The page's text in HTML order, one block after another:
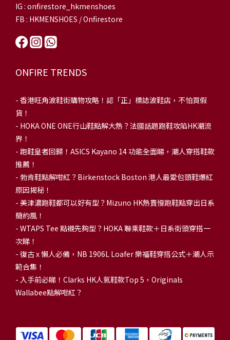
IG : onfirestore_hkmenshoes
FB : HKMENSHOES / Onfirestore
ONFIRE TRENDS
- 香港旺角波鞋街購物攻略！認「正」標誌波鞋店，不怕買假
貨！
- HOKA ONE ONE行山鞋點解大熱？法國話題跑鞋攻陷HK潮流
界！
- 跑鞋皇者回歸！ASICS Kayano 14 功能全面睇，潮人穿搭鞋款
推薦！
- 勃肯鞋點解咁紅？Birkenstock Boston 港人最愛包頭鞋爆紅
原因揭秘！
- 美津濃跑鞋都可以好有型？Mizuno HK熱賣慢跑鞋點穿出日系
簡約風！
- WTAPS Tee 點襯先夠型？HOKA 聯乘鞋款＋日系街頭穿搭一
次睇！
- 復古 x 懶人必備，NB 1906L Loafer 樂福鞋穿搭公式＋潮人示
範合集！
- 入手前必睇！Clarks HK人氣鞋款Top 5，Originals
Wallabee點解咁紅？